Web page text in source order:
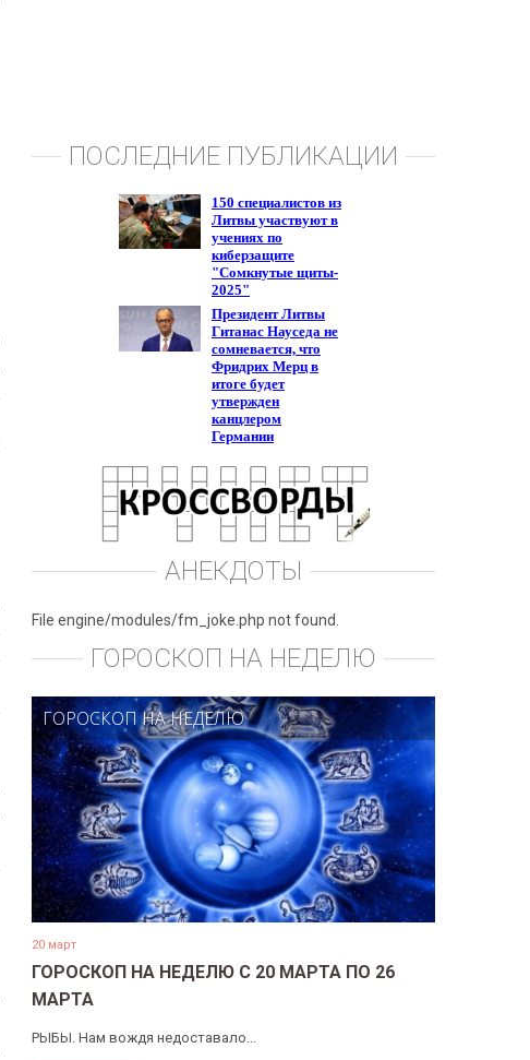
ПОСЛЕДНИЕ ПУБЛИКАЦИИ
АНЕКДОТЫ
File engine/modules/fm_joke.php not found.
ГОРОСКОП НА НЕДЕЛЮ
ГОРОСКОП НА НЕДЕЛЮ
20 март
ГОРОСКОП НА НЕДЕЛЮ С 20 МАРТА ПО 26
МАРТА
РЫБЫ. Нам вождя недоставало...